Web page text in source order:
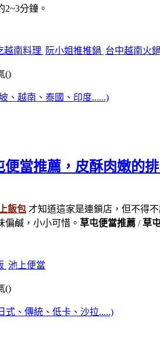
分鐘。
越南料理 阮小姐推推鍋 台中越南火
()
、越南、泰國、印度......)
當推薦，皮酥肉嫩的
飯包 才知道這家是連鎖店，但不得不
偏鹹，小小可惜。 草屯便當推薦 /草
池上便當
()
式、傳統、低卡、沙拉.....)